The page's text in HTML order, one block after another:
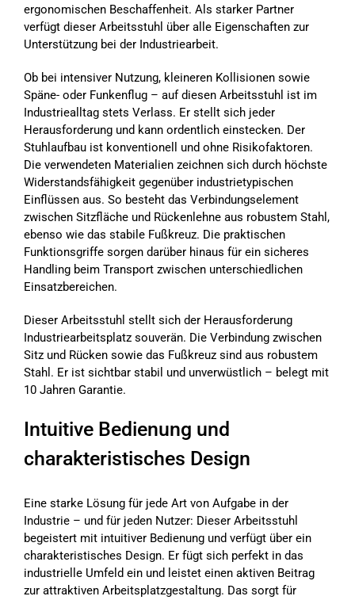
ergonomischen Beschaffenheit. Als starker Partner
verfügt dieser Arbeitsstuhl über alle Eigenschaften zur
Unterstützung bei der Industriearbeit.
Ob bei intensiver Nutzung, kleineren Kollisionen sowie
Späne- oder Funkenflug – auf diesen Arbeitsstuhl ist im
Industriealltag stets Verlass. Er stellt sich jeder
Herausforderung und kann ordentlich einstecken. Der
Stuhlaufbau ist konventionell und ohne Risikofaktoren.
Die verwendeten Materialien zeichnen sich durch höchste
Widerstandsfähigkeit gegenüber industrietypischen
Einflüssen aus. So besteht das Verbindungselement
zwischen Sitzfläche und Rückenlehne aus robustem Stahl,
ebenso wie das stabile Fußkreuz. Die praktischen
Funktionsgriffe sorgen darüber hinaus für ein sicheres
Handling beim Transport zwischen unterschiedlichen
Einsatzbereichen.
Dieser Arbeitsstuhl stellt sich der Herausforderung
Industriearbeitsplatz souverän. Die Verbindung zwischen
Sitz und Rücken sowie das Fußkreuz sind aus robustem
Stahl. Er ist sichtbar stabil und unverwüstlich – belegt mit
10 Jahren Garantie.
Intuitive Bedienung und
charakteristisches Design
Eine starke Lösung für jede Art von Aufgabe in der
Industrie – und für jeden Nutzer: Dieser Arbeitsstuhl
begeistert mit intuitiver Bedienung und verfügt über ein
charakteristisches Design. Er fügt sich perfekt in das
industrielle Umfeld ein und leistet einen aktiven Beitrag
zur attraktiven Arbeitsplatzgestaltung. Das sorgt für